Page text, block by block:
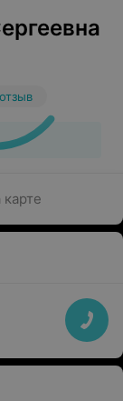
карте